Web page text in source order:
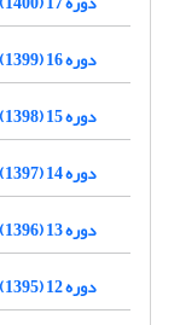
دوره 16 (1399)
دوره 15 (1398)
دوره 14 (1397)
دوره 13 (1396)
دوره 12 (1395)